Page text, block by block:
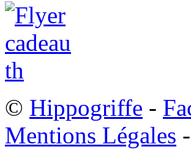
© Hippogriffe -
Mentions Légales -